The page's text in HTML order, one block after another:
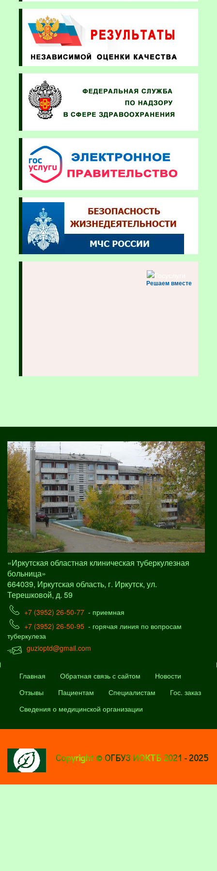
Решаем вместе
«Иркутская областная клиническая туберкулезная
больница»
664039, Иркутская область, г. Иркутск, ул.
Терешковой, д. 59
+7 (3952) 26-50-77 - приемная
+7 (3952) 26-50-95 - горячая линия по вопросам
туберкулеза
guzioptd@gmail.com
Главная Обратная связь с сайтом
Новости
Отзывы
Пациентам Специалистам
Гос. заказ
Сведения о медицинской организации
Copyright © ОГБУЗ ИОКТБ 2021 - 2025